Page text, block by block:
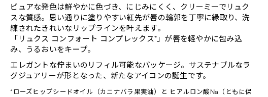
ピュアな発色は鮮やかに色づき、にじみにくく、クリーミーでリュク
スな質感。思い通りに塗りやすい紅先が唇の輪郭を丁寧に縁取り、洗
練されたきれいなリップラインを叶えます。
「リュクス コンフォート コンプレックス*」が唇を軽やかに包み込
み、うるおいをキープ。
エレガントな佇まいのリフィル可能なパッケージ。サステナブルなラ
グジュアリーが形となった、新たなアイコンの誕生です。
*ローズヒップシードオイル（カニナバラ果実油）と ヒアルロン酸Na（ともに保